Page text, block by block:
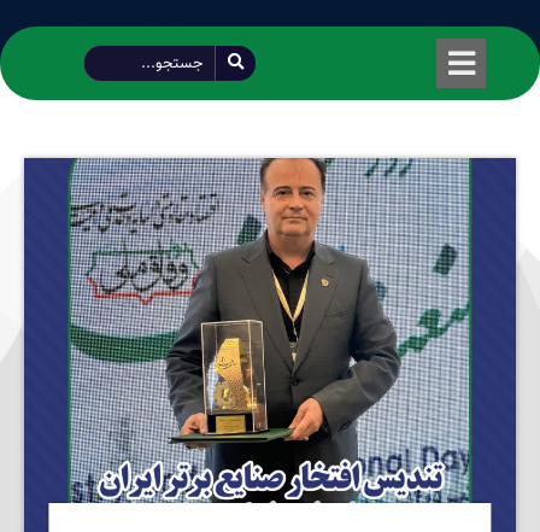
طراحی شده توسط محمود سیفی | 4215 887 0915